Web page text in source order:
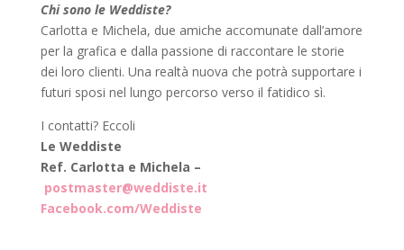
Chi sono le Weddiste?
Carlotta e Michela, due amiche accomunate dall’amore
per la grafica e dalla passione di raccontare le storie
dei loro clienti. Una realtà nuova che potrà supportare i
futuri sposi nel lungo percorso verso il fatidico sì.
I contatti? Eccoli
Le Weddiste
Ref. Carlotta e Michela –
postmaster@weddiste.it
Facebook.com/Weddiste